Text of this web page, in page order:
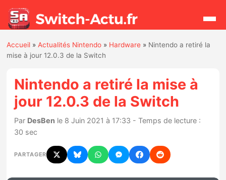
Actualités
Jeux
Hardware
Accueil »Actualités Nintendo » Hardware » Nintendo a retiré la
mise à jour 12.0.3 de la Switch
Nintendo a retiré la mise à
jour 12.0.3 de la Switch
Par DesBen le 8 Juin 2021 à 17:33 - Temps de lecture :
30 sec
PARTAGER